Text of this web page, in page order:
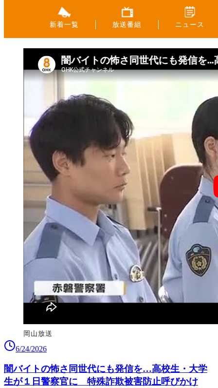
6/24/2026
闇バイトの怖さ同世代にも発信を…高校生・大学
生が１日警察官に 特殊詐欺被害防止呼びかけ